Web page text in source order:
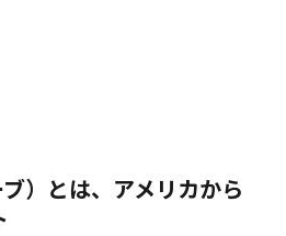
）とは、アメリカから